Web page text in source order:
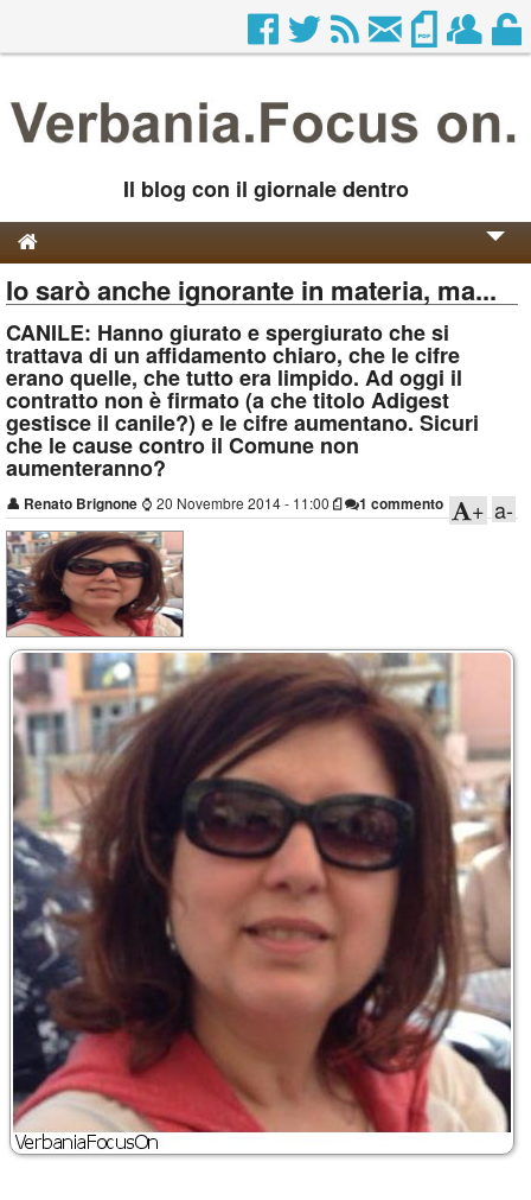
Il blog con il giornale dentro
Genesi e Storia
Contatti
Io sarò anche ignorante in materia, ma...
CANILE: Hanno giurato e spergiurato che si
trattava di un affidamento chiaro, che le cifre
erano quelle, che tutto era limpido. Ad oggi il
contratto non è firmato (a che titolo Adigest
gestisce il canile?) e le cifre aumentano. Sicuri
che le cause contro il Comune non
aumenteranno?
👤 Renato Brignone ⌚ 20 Novembre 2014 - 11:00 1 commento a-
+